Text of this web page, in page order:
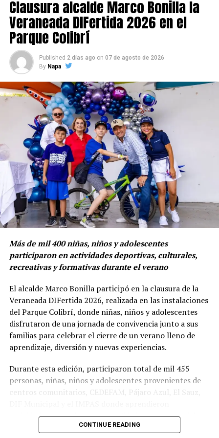
Clausura alcalde Marco Bonilla la
Veraneada DIFertida 2026 en el
Parque Colibrí
Published 2 días ago on 07 de agosto de 2026
By Napa
Más de mil 400 niñas, niños y adolescentes
participaron en actividades deportivas, culturales,
recreativas y formativas durante el verano
El alcalde Marco Bonilla participó en la clausura de la
Veraneada DIFertida 2026, realizada en las instalaciones
del Parque Colibrí, donde niñas, niños y adolescentes
disfrutaron de una jornada de convivencia junto a sus
familias para celebrar el cierre de un verano lleno de
aprendizaje, diversión y nuevas experiencias.
Durante esta edición, participaron total de mil 455
personas, niñas, niños y adolescentes provenientes de
centros comunitarios, CEDEFAM, Pájaro Azul, El Sauz,
actividades como danza, manualidades, artes marciales,
fútbol, natación, teatro, cocina, pintura, música,
CONTINUE READING